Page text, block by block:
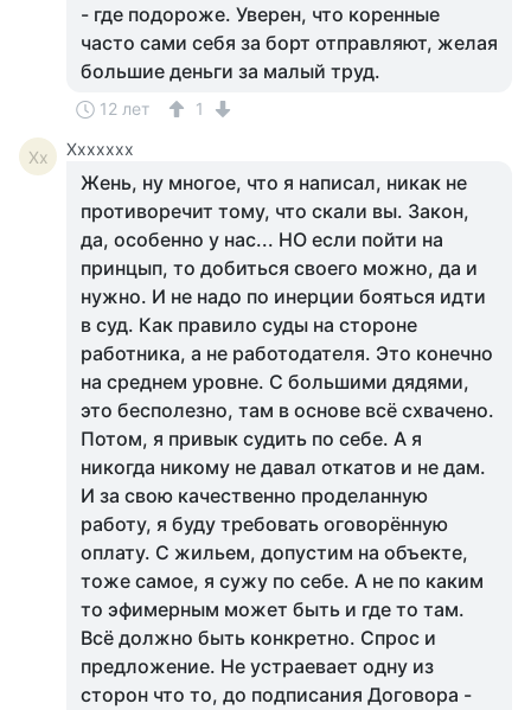
- где подороже. Уверен, что коренные
часто сами себя за борт отправляют, желая
большие деньги за малый труд.
12 лет 1
Хх Ххххххх
Жень, ну многое, что я написал, никак не
противоречит тому, что скали вы. Закон,
да, особенно у нас... НО если пойти на
принцып, то добиться своего можно, да и
нужно. И не надо по инерции бояться идти
в суд. Как правило суды на стороне
работника, а не работодателя. Это конечно
на среднем уровне. С большими дядями,
это бесполезно, там в основе всё схвачено.
Потом, я привык судить по себе. А я
никогда никому не давал откатов и не дам.
И за свою качественно проделанную
работу, я буду требовать оговорённую
оплату. С жильем, допустим на объекте,
тоже самое, я сужу по себе. А не по каким
то эфимерным может быть и где то там.
Всё должно быть конкретно. Спрос и
предложение. Не устраевает одну из
сторон что то, до подписания Договора -